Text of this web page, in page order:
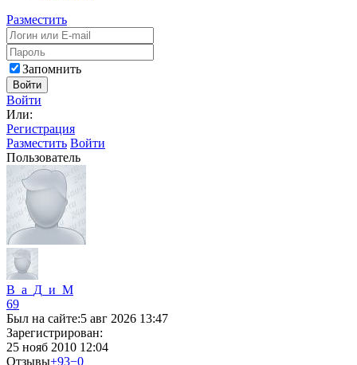
Разместить
Запомнить
Войти
Войти
Или:
Регистрация
Разместить Войти
Пользователь
В_а_Д_и_М
69
Был на сайте:5 авг 2026 13:47
Зарегистрирован:
25 нояб 2010 12:04
Отзывы+93−0